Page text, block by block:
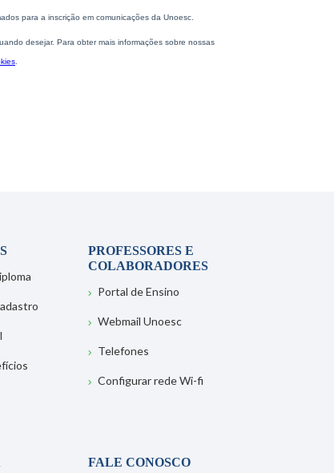
PROFESSORES E
COLABORADORES
Portal de Ensino
Webmail Unoesc
Telefones
Configurar rede Wi-fi
FALE CONOSCO